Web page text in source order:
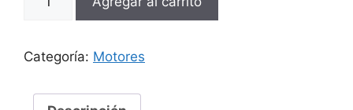
DC
Hélices
Categoría: Motores